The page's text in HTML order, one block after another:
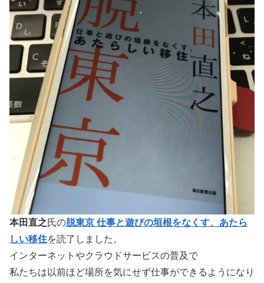
本田直之氏の脱東京 仕事と遊びの垣根をなくす、あたら
しい移住を読了しました。
インターネットやクラウドサービスの普及で
私たちは以前ほど場所を気にせず仕事ができるようになり